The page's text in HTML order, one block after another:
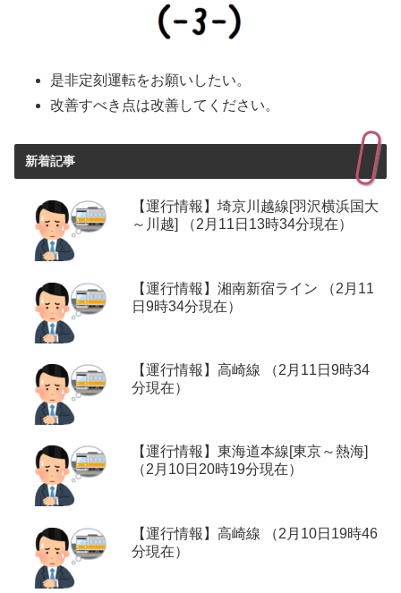
是非定刻運転をお願いしたい。
改善すべき点は改善してください。
新着記事
【運行情報】埼京川越線[羽沢横浜国大
～川越] （2月11日13時34分現在）
【運行情報】湘南新宿ライン （2月11
日9時34分現在）
【運行情報】高崎線 （2月11日9時34
分現在）
【運行情報】東海道本線[東京～熱海]
（2月10日20時19分現在）
【運行情報】高崎線 （2月10日19時46
分現在）